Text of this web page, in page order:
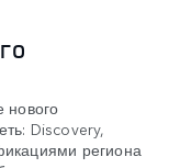
нового
Discovery,
региона